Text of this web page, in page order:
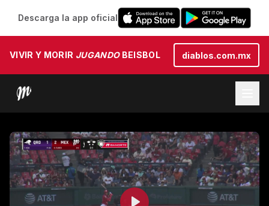
Descarga la app oficial
VIVIR Y MORIR JUGANDOBEISBOL diablos.com.mx